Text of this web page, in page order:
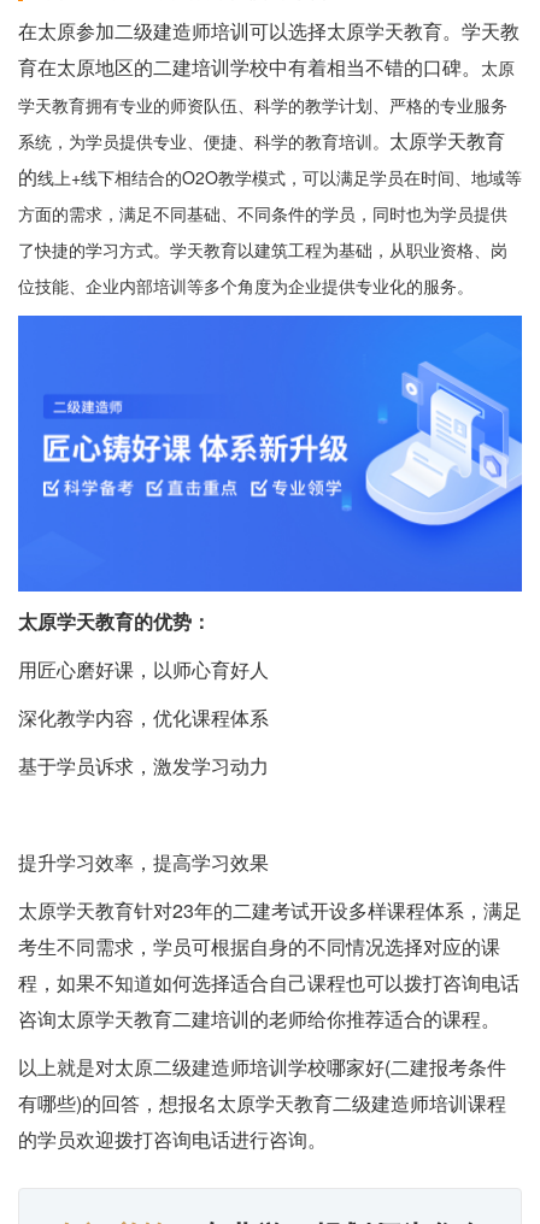
在太原参加二级建造师培训可以选择太原学天教育。学天教
育在太原地区的二建培训学校中有着相当不错的口碑。
太原
学天教育拥有专业的师资队伍、科学的教学计划、严格的专业服务
系统，为学员提供专业、便捷、科学的教育培训。 太原学天教育
的线上+线下相结合的O2O教学模式，可以满足学员在时间、地域等
方面的需求，满足不同基础、不同条件的学员，同时也为学员提供
了快捷的学习方式。学天教育以建筑工程为基础，从职业资格、岗
位技能、企业内部培训等多个角度为企业提供专业化的服务。
太原学天教育的优势：
用匠心磨好课，以师心育好人
深化教学内容，优化课程体系
基于学员诉求，激发学习动力
提升学习效率，提高学习效果
太原学天教育针对23年的二建考试开设多样课程体系，满足
考生不同需求，学员可根据自身的不同情况选择对应的课
程，如果不知道如何选择适合自己课程也可以拨打咨询电话
咨询太原学天教育二建培训的老师给你推荐适合的课程。
以上就是对太原二级建造师培训学校哪家好(二建报考条件
有哪些)的回答，想报名太原学天教育二级建造师培训课程
的学员欢迎拨打咨询电话进行咨询。